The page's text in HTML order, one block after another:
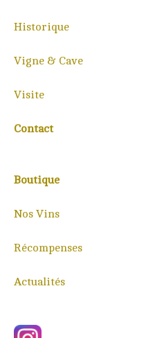
Historique
Vigne & Cave
Visite
Contact
Boutique
Nos Vins
Récompenses
Actualités